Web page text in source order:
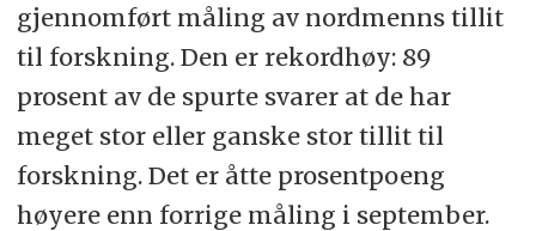
gjennomført måling av nordmenns tillit
til forskning. Den er rekordhøy: 89
prosent av de spurte svarer at de har
meget stor eller ganske stor tillit til
forskning. Det er åtte prosentpoeng
høyere enn forrige måling i september.